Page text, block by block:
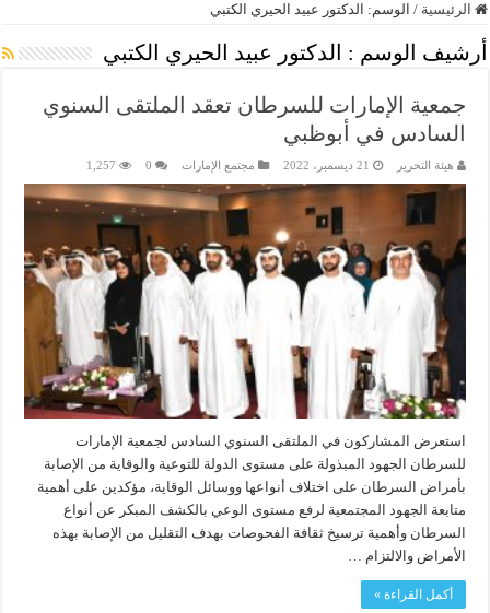
الرئيسية / الوسم: الدكتور عبيد الحيري الكتبي
أرشيف الوسم : الدكتور عبيد الحيري الكتبي
جمعية الإمارات للسرطان تعقد الملتقى السنوي
السادس في أبوظبي
هيئة التحرير 21 ديسمبر، 2022 مجتمع الإمارات 0
1,257
استعرض المشاركون في الملتقى السنوي السادس لجمعية الإمارات
للسرطان الجهود المبذولة على مستوى الدولة للتوعية والوقاية من الإصابة
بأمراض السرطان على اختلاف أنواعها ووسائل الوقاية، مؤكدين على أهمية
متابعة الجهود المجتمعية لرفع مستوى الوعي بالكشف المبكر عن أنواع
السرطان وأهمية ترسيخ ثقافة الفحوصات بهدف التقليل من الإصابة بهذه
الأمراض والالتزام …
أكمل القراءة »